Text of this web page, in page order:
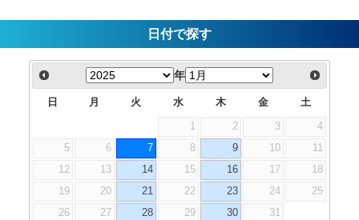
日付で探す
年
日 月 火 水 木 金 土
1 2 3
4
5
6 7 8 9 10
11
12
13 14 15 16 17
18
19
20 21 22 23 24
25
26
27 28 29 30 31